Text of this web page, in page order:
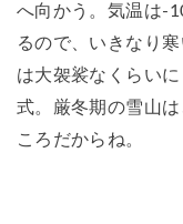
へ向かう。気温は-
るので、いきなり
は大袈裟なくらい
式。厳冬期の雪山
ころだからね。